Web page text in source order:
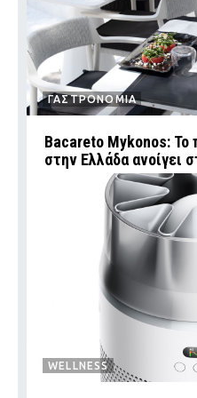
ΓΑΣΤΡΟΝΟΜΙΑ
Bacareto Mykonos:
στην Ελλάδα ανοίγει
WELLNESS